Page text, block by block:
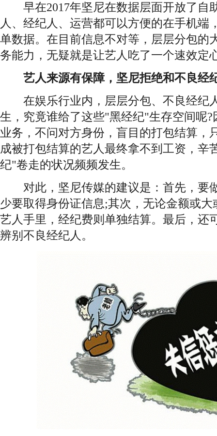
早在2017年坚尼在数据层面开放了自
人、经纪人、运营都可以方便的在手机端
单数据。在目前信息不对等，层层分包的
务能力，无疑就是让艺人吃了一个速效定
艺人来源有保障，坚尼拒绝和不良经
在娱乐行业内，层层分包、不良经纪
生，究竟谁给了这些"黑经纪"生存空间呢
业务，不问对方身份，盲目的打包结算，
成被打包结算的艺人最终拿不到工资，辛
纪"卷走的状况频频发生。
对此，坚尼传媒的建议是：首先，要
少要取得身份证信息;其次，无论金额或
艺人手里，经纪费则单独结算。最后，还
辨别不良经纪人。